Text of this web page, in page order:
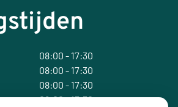
08:00 - 17:30
08:00 - 17:30
08:00 - 17:30
08:00 - 17:30